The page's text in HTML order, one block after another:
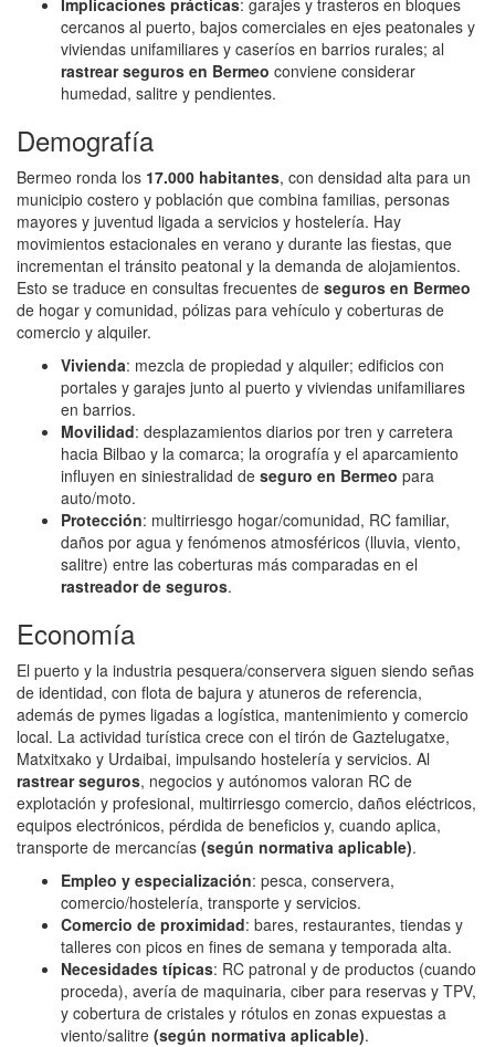
cercanos al puerto, bajos comerciales en ejes peatonales y
viviendas unifamiliares y caseríos en barrios rurales; al
rastrear seguros en Bermeo conviene considerar
humedad, salitre y pendientes.
Demografía
Bermeo ronda los 17.000 habitantes, con densidad alta para un
municipio costero y población que combina familias, personas
mayores y juventud ligada a servicios y hostelería. Hay
movimientos estacionales en verano y durante las fiestas, que
incrementan el tránsito peatonal y la demanda de alojamientos.
Esto se traduce en consultas frecuentes de seguros en Bermeo
de hogar y comunidad, pólizas para vehículo y coberturas de
comercio y alquiler.
Vivienda: mezcla de propiedad y alquiler; edificios con
portales y garajes junto al puerto y viviendas unifamiliares
en barrios.
Movilidad: desplazamientos diarios por tren y carretera
hacia Bilbao y la comarca; la orografía y el aparcamiento
influyen en siniestralidad de seguro en Bermeo para
auto/moto.
Protección: multirriesgo hogar/comunidad, RC familiar,
daños por agua y fenómenos atmosféricos (lluvia, viento,
salitre) entre las coberturas más comparadas en el
rastreador de seguros.
Economía
El puerto y la industria pesquera/conservera siguen siendo señas
de identidad, con flota de bajura y atuneros de referencia,
además de pymes ligadas a logística, mantenimiento y comercio
local. La actividad turística crece con el tirón de Gaztelugatxe,
Matxitxako y Urdaibai, impulsando hostelería y servicios. Al
rastrear seguros, negocios y autónomos valoran RC de
explotación y profesional, multirriesgo comercio, daños eléctricos,
equipos electrónicos, pérdida de beneficios y, cuando aplica,
transporte de mercancías (según normativa aplicable).
Empleo y especialización: pesca, conservera,
comercio/hostelería, transporte y servicios.
Comercio de proximidad: bares, restaurantes, tiendas y
talleres con picos en fines de semana y temporada alta.
Necesidades típicas: RC patronal y de productos (cuando
proceda), avería de maquinaria, ciber para reservas y TPV,
y cobertura de cristales y rótulos en zonas expuestas a
viento/salitre (según normativa aplicable).